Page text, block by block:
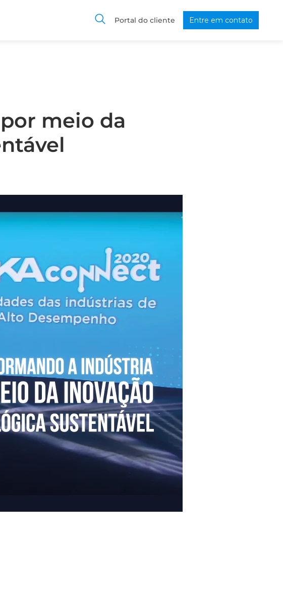
Portal do cliente Entre em contato
meio da